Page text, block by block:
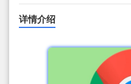
详情介绍